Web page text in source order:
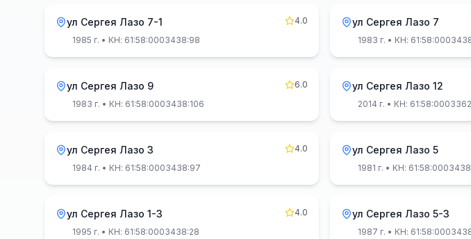
ул Сергея Лазо 7-1
4.0
1985 г. • КН: 61:58:0003438:98
ул Сергея Лазо 7
1983 г. • КН:
ул Сергея Лазо 9
6.0
1983 г. • КН: 61:58:0003438:106
ул Сергея Лазо 12
2014 г. • КН:
ул Сергея Лазо 3
4.0
1984 г. • КН: 61:58:0003438:97
ул Сергея Лазо 5
1981 г. • КН:
ул Сергея Лазо 1-3
4.0
1995 г. • КН: 61:58:0003438:28
ул Сергея Лазо 5-3
1987 г. • КН: